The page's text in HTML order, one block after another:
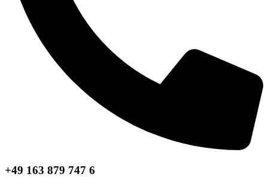
+49 163 879 747 6